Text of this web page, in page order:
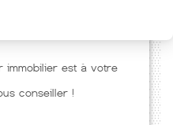
immobilier est à votre
conseiller !